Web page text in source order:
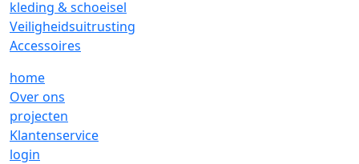
kleding & schoeisel
Veiligheidsuitrusting
Accessoires
home
Over ons
projecten
Klantenservice
login